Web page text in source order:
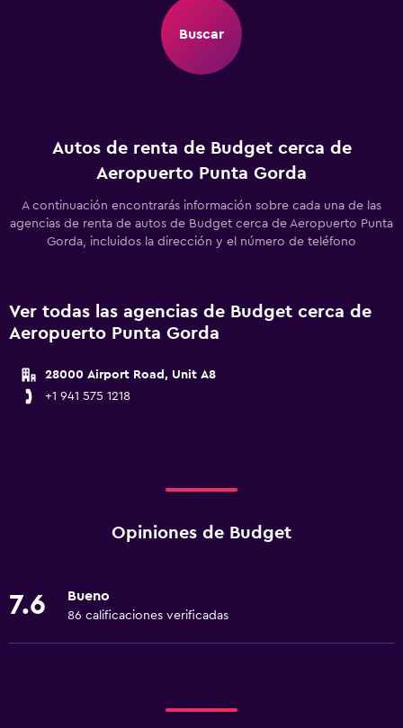
Buscar
Autos de renta de Budget cerca de
Aeropuerto Punta Gorda
A continuación encontrarás información sobre cada una de las
agencias de renta de autos de Budget cerca de Aeropuerto Punta
Gorda, incluidos la dirección y el número de teléfono
Ver todas las agencias de Budget cerca de
Aeropuerto Punta Gorda
28000 Airport Road, Unit A8
+1 941 575 1218
Opiniones de Budget
7.6 Bueno
86 calificaciones verificadas